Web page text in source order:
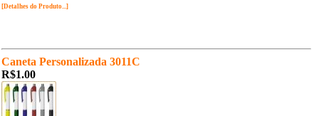
[Detalhes do Produto...]
Caneta Personalizada 3011C
R$1.00